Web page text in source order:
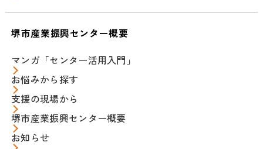
堺市産業振興センター概要
マンガ「センター活用入門」
お悩みから探す
支援の現場から
堺市産業振興センター概要
お知らせ